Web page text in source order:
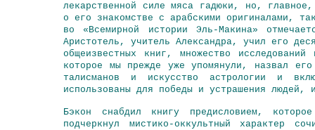
лекарственной силе мяса гадюки, но,
о его знакомстве с арабскими оригиналами,
во «Всемирной истории Эль-Макина»
Аристотель , учитель Александра, учил его
общеизвестных книг, множество
которое мы прежде уже упомянули, назвал
талисманов и искусство астрологии и
использованы для победы и устрашения
Бэкон снабдил книгу предисловием,
подчеркнул мистико-оккультный характер